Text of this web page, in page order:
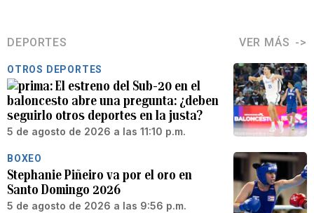
DEPORTES VER MÁS
OTROS DEPORTES
El estreno del Sub-20 en el
baloncesto abre una pregunta: ¿deben
seguirlo otros deportes en la justa?
5 de agosto de 2026 a las 11:10 p.m.
BOXEO
Stephanie Piñeiro va por el oro en
Santo Domingo 2026
5 de agosto de 2026 a las 9:56 p.m.